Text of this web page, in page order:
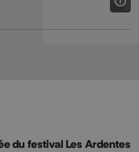
du festival Les Ardentes